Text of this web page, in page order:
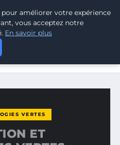
VERTES
VERTES : L’AVENIR
VERTES
ET
améliorer votre expérience
vous acceptez notre
En savoir plus